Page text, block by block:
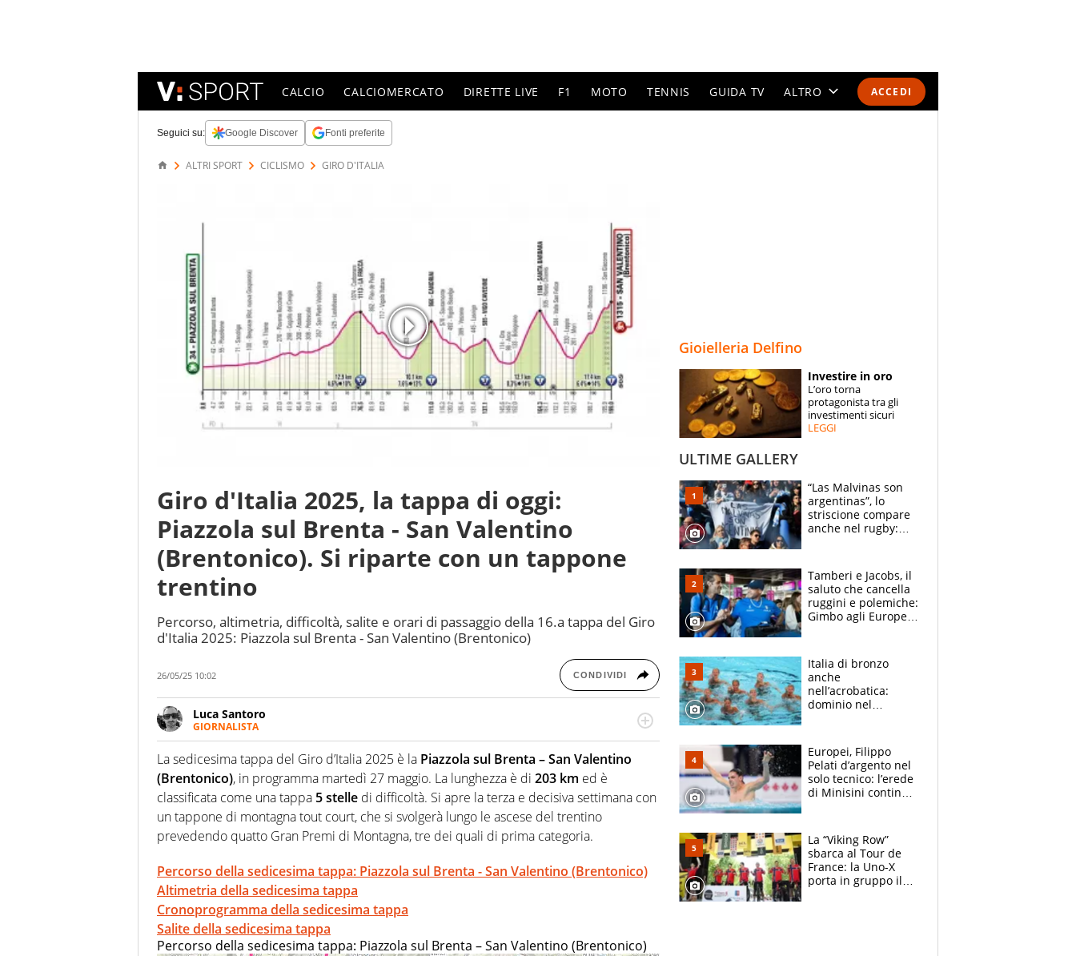
ACCEDI
CALCIO CALCIOMERCATO DIRETTE LIVE F1 MOTO TENNIS GUIDA TV ALTRO
SPECIALI
ESPERTI
Seguici su: Google Discover Fonti preferite
ALTRI SPORT CICLISMO GIRO D'ITALIA
Giro d'Italia 2025, la tappa di oggi:
Piazzola sul Brenta - San Valentino
(Brentonico). Si riparte con un tappone
trentino
Percorso, altimetria, difficoltà, salite e orari di passaggio della 16.a tappa del Giro
d'Italia 2025: Piazzola sul Brenta - San Valentino (Brentonico)
26/05/25 10:02 CONDIVIDI
Luca Santoro
GIORNALISTA
Esperto di Motorsport ma, più in generale, appassionato di tutto ciò che sia Sport,
anche senza il Motor. Dà il meglio di sé quando la strada fa largo alle due o alle
quattro ruote
La sedicesima tappa del Giro d’Italia 2025 è la Piazzola sul Brenta – San Valentino
(Brentonico), in programma martedì 27 maggio. La lunghezza è di 203 km ed è
classificata come una tappa 5 stelle di difficoltà. Si apre la terza e decisiva settimana con
un tappone di montagna tout court, che si svolgerà lungo le ascese del trentino
prevedendo quatto Gran Premi di Montagna, tre dei quali di prima categoria.
Percorso della sedicesima tappa: Piazzola sul Brenta - San Valentino (Brentonico)
Altimetria della sedicesima tappa
Cronoprogramma della sedicesima tappa
Salite della sedicesima tappa
Percorso della sedicesima tappa: Piazzola sul Brenta – San Valentino (Brentonico)
Gioielleria Delfino
Investire in oro
L’oro torna
protagonista tra gli
investimenti sicuri
LEGGI
ULTIME GALLERY
“Las Malvinas son
argentinas”, lo
striscione compare
anche nel rugby:
un caso
Tamberi e Jacobs, il
saluto che cancella
ruggini e polemiche:
Gimbo agli Europei
Italia di bronzo
anche
nell’acrobatica:
dominio nel
e compagni
continuare
Europei, Filippo
Pelati d’argento nel
solo tecnico: l’erede
di Minisini continua
mirino
La “Viking Row”
sbarca al Tour de
France: la Uno-X
porta in gruppo il